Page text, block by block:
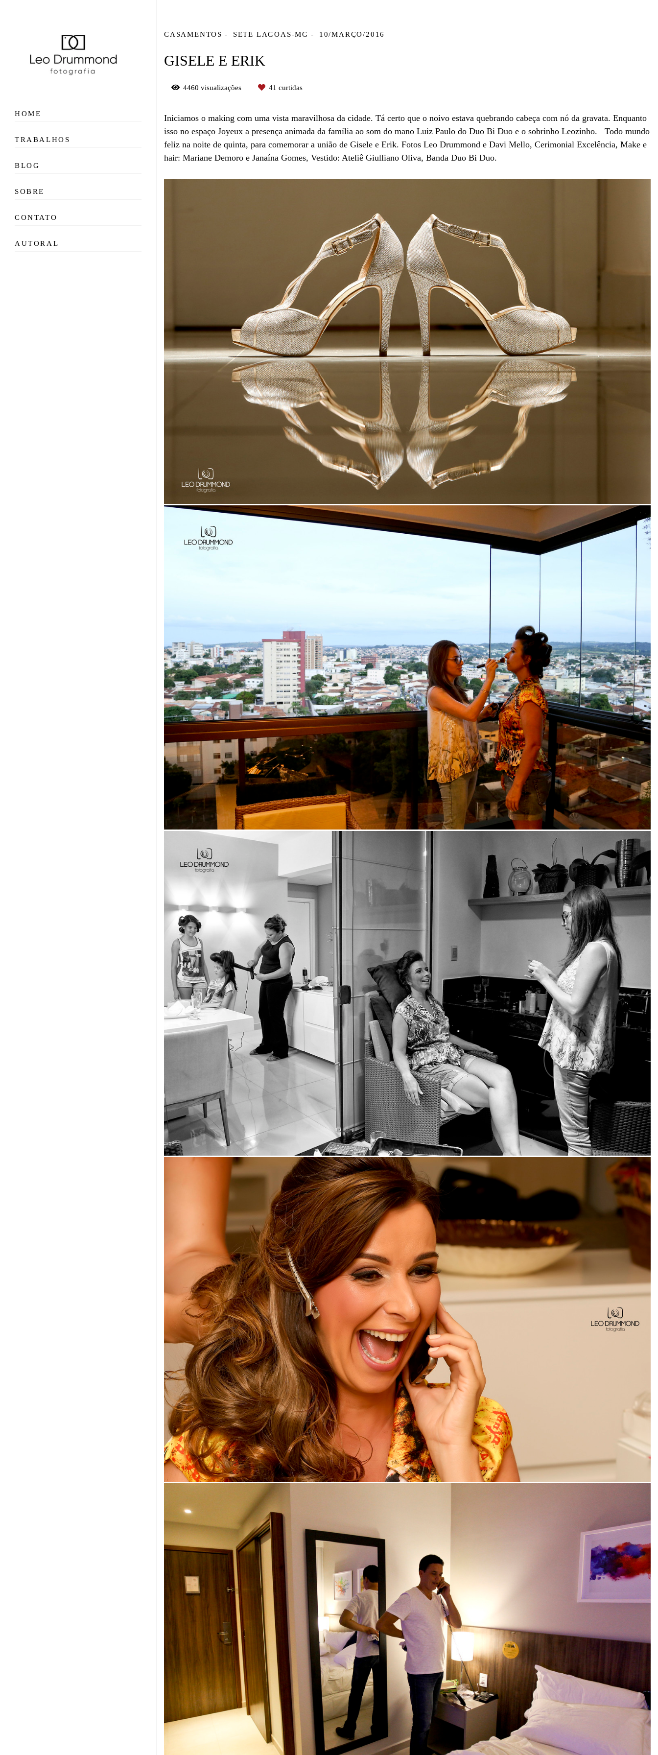
HOME
TRABALHOS
BLOG
SOBRE
CONTATO
AUTORAL
CASAMENTOS SETE LAGOAS-MG 10/MARÇO/2016
GISELE E ERIK
4460 visualizações 41 curtidas
Iniciamos o making com uma vista maravilhosa da cidade. Tá certo que o noivo estava quebrando cabeça com nó da gravata. Enquanto
isso no espaço Joyeux a presença animada da família ao som do mano Luiz Paulo do Duo Bi Duo e o sobrinho Leozinho. Todo mundo
feliz na noite de quinta, para comemorar a união de Gisele e Erik. Fotos Leo Drummond e Davi Mello, Cerimonial Excelência, Make e
hair: Mariane Demoro e Janaína Gomes, Vestido: Ateliê Giulliano Oliva, Banda Duo Bi Duo.